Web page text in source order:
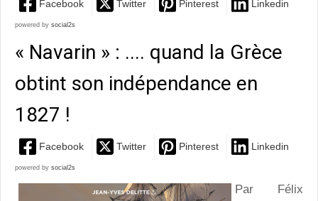
Facebook Twitter Pinterest Linkedin
powered by social2s
« Navarin » : .... quand la Grèce
obtint son indépendance en
1827 !
Facebook Twitter Pinterest Linkedin
powered by social2s
Par Félix